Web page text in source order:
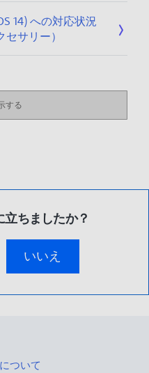
14) への対応状況
セサリー）
する
立ちましたか？
いいえ
ついて